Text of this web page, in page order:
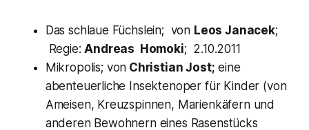
Das schlaue Füchslein; von Leos Janacek;
Regie:Andreas Homoki; 2.10.2011
Mikropolis; von Christian Jost; eine
abenteuerliche Insektenoper für Kinder (von
Ameisen, Kreuzspinnen, Marienkäfern und
anderen Bewohnern eines Rasenstücks